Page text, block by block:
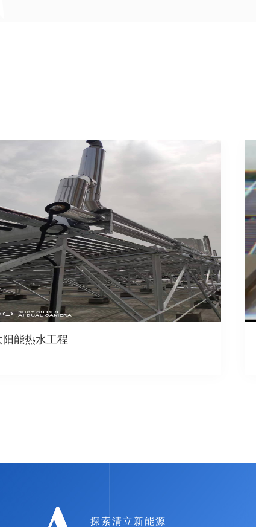
西安太阳能热水系统
探索清立新能源